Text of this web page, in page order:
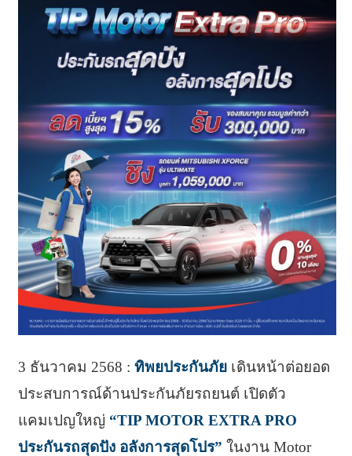
3 ธันวาคม 2568 : ทิพยประกันภัยเดินหน้าต่อยอด
ประสบการณ์ด้านประกันภัยรถยนต์ เปิดตัว
แคมเปญใหญ่ “TIP MOTOR EXTRA PRO
ประกันรถสุดปัง อลังการสุดโปร” ในงาน Motor